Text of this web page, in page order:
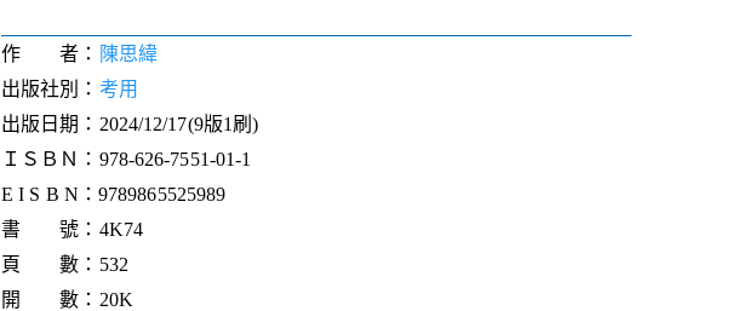
作 者： 陳思緯
出版社別： 考用
出版日期：2024/12/17(9版1刷)
ＩＳＢＮ：978-626-7551-01-1
E I S B N：9789865525989
書 號：4K74
頁 數：532
開 數：20K